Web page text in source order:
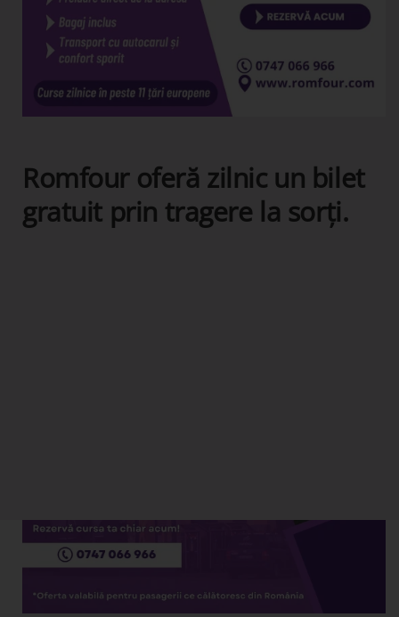
Romfour oferă zilnic un bilet
gratuit prin tragere la sorți.